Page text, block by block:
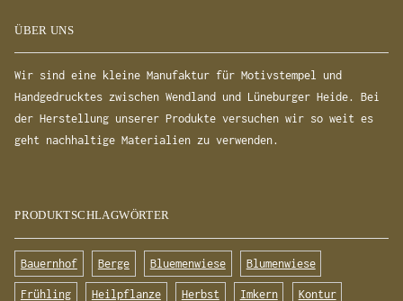
ÜBER UNS
Wir sind eine kleine Manufaktur für Motivstempel und
Handgedrucktes zwischen Wendland und Lüneburger Heide. Bei
der Herstellung unserer Produkte versuchen wir so weit es
geht nachhaltige Materialien zu verwenden.
PRODUKTSCHLAGWÖRTER
Bauernhof Berge Bluemenwiese Blumenwiese
Frühling Heilpflanze Herbst Imkern Kontur